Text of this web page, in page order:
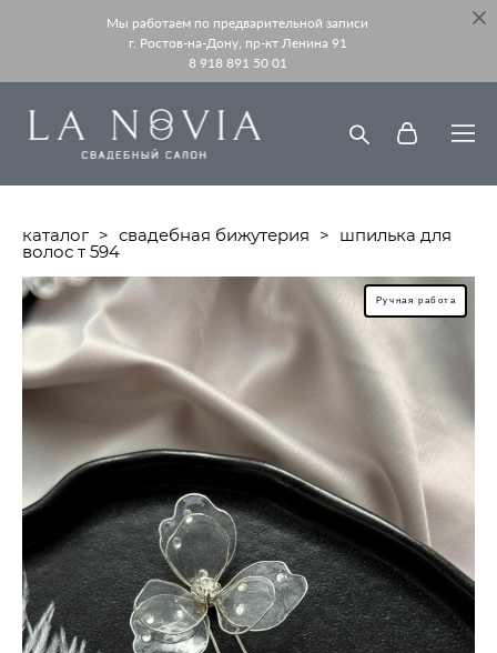
Мы работаем по предварительной записи
г. Ростов-на-Дону, пр-кт Ленина 91
8 918 891 50 01
каталог > свадебная бижутерия >
шпилька для
волос т 594
Ручная работа